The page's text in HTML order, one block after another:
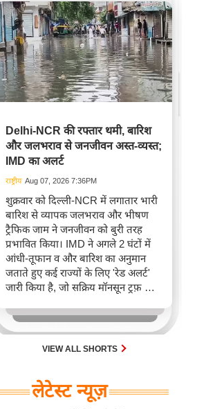
Delhi-NCR की रफ्तार थमी, बारिश
और जलभराव से जनजीवन अस्त-व्यस्त;
IMD का अलर्ट
राष्ट्रीय Aug 07, 2026 7:36PM
शुक्रवार को दिल्ली-NCR में लगातार भारी
बारिश से व्यापक जलभराव और भीषण
ट्रैफिक जाम ने जनजीवन को बुरी तरह
प्रभावित किया। IMD ने अगले 2 घंटों में
आंधी-तूफान व और बारिश का अनुमान
जताते हुए कई राज्यों के लिए 'रेड अलर्ट'
जारी किया है, जो सक्रिय मॉनसून ट्रफ़ और
जिससे यातायात बाधित होने के साथ-साथ
सफदरजंग अस्पताल में भी जलभराव की
स्थिति बनी।VIEW ALL SHORTS
लेटेस्ट न्यूज़